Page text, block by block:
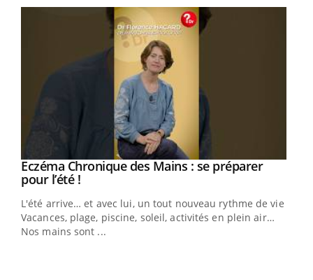
Youtube
Eczéma Chronique des Mains : se préparer
pour l’été !Youtube
L'été arrive… et avec lui, un tout nouveau rythme de vie !
Vacances, plage, piscine, soleil, activités en plein air…
Nos mains sont ...